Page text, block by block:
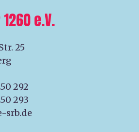
e.V.
25
292
293
srb.de